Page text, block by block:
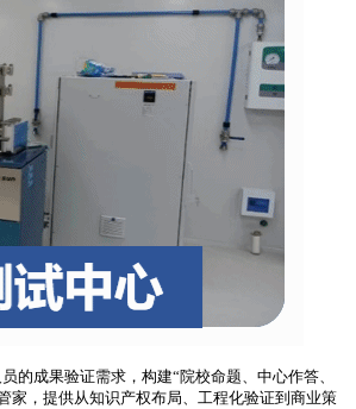
成果验证需求，构建“院校命题、中心作答、
家，提供从知识产权布局、工程化验证到商业策